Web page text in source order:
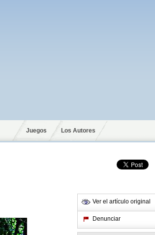
Juegos Los Autores
Ver el artículo original
Denunciar